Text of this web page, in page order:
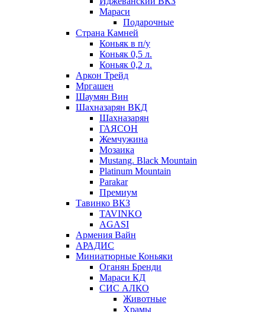
Мараси
Подарочные
Страна Камней
Коньяк в п/у
Коньяк 0,5 л.
Коньяк 0,2 л.
Аркон Трейд
Мргашен
Шаумян Вин
Шахназарян ВКД
Шахназарян
ГАЯСОН
Жемчужина
Мозаика
Mustang. Black Mountain
Platinum Mountain
Parakar
Премиум
Тавинко ВКЗ
TAVINKO
AGASI
Армения Вайн
АРАДИС
Миниатюрные Коньяки
Оганян Бренди
Мараси КД
СИС АЛКО
Животные
Храмы